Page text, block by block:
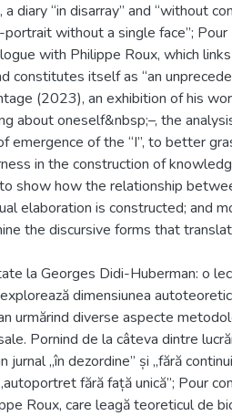
diary “in disarray” and “without
without a single face”; Pour
with Philippe Roux, which
constitutes itself as “an
(2023), an exhibition of his
about oneself&nbsp;–, the
emergence of the “I”, to better
in the construction of
show how the relationship
elaboration is constructed; and
the discursive forms that
la Georges Didi-Huberman: o
dimensiunea
urmărind diverse aspecte
Pornind de la câteva dintre
„în dezordine” și „fără
fără față unică”; Pour
Roux, care leagă teoreticul de